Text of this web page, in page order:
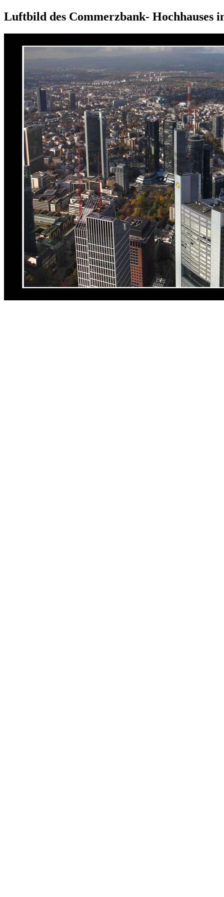
Luftbild des Commerzbank- Hochhauses